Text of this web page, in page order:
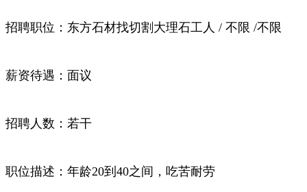
招聘职位：东方石材找切割大理石工人 / 不限 /不限
薪资待遇：面议
招聘人数：若干
职位描述：年龄20到40之间，吃苦耐劳